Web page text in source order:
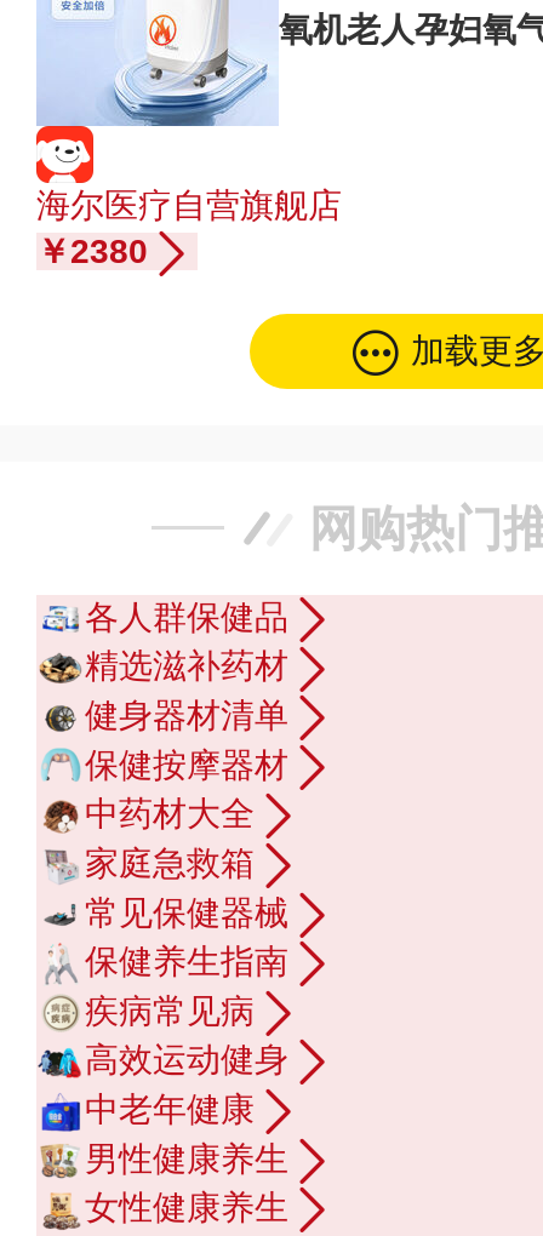
氧机老人孕妇氧
海尔医疗自营旗舰店
￥2380
加载更
网购热门
各人群保健品
精选滋补药材
健身器材清单
保健按摩器材
中药材大全
家庭急救箱
常见保健器械
保健养生指南
疾病常见病
高效运动健身
中老年健康
男性健康养生
女性健康养生